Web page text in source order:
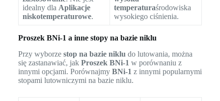
idealny dla Aplikacje
niskotemperaturowe.
temperaturaśrodowiska
wysokiego ciśnienia.
Proszek BNi-1 a inne stopy na bazie niklu
Przy wyborze stop na bazie niklu do lutowania, można
się zastanawiać, jak Proszek BNi-1 w porównaniu z
innymi opcjami. Porównajmy BNi-1 z innymi popularnymi
stopami lutowniczymi na bazie niklu.